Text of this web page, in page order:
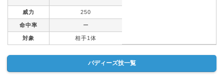
威力 250
命中率 ー
対象 相手1体
バディーズ技一覧